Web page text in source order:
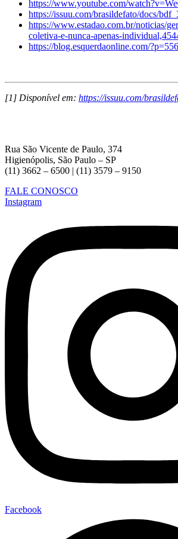
https://www.youtube.com/
https://issuu.com/brasildefato/docs/
https://www.estadao.com.br/noticias/
coletiva-e-nunca-apenas-
https://blog.esquerdaonline.com/?p=556
[1] Disponível em: https://issuu.com/
Rua São Vicente de Paulo, 374
Higienópolis, São Paulo – SP
(11) 3662 – 6500 | (11) 3579 – 9150
FALE CONOSCO
Instagram
Facebook